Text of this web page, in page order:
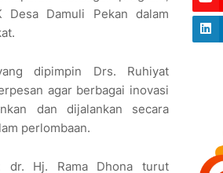
Damuli Pekan dalam
dipimpin Drs. Ruhiyat
agar berbagai inovasi
dan dijalankan secara
perlombaan.
dr. Hj. Rama Dhona turut